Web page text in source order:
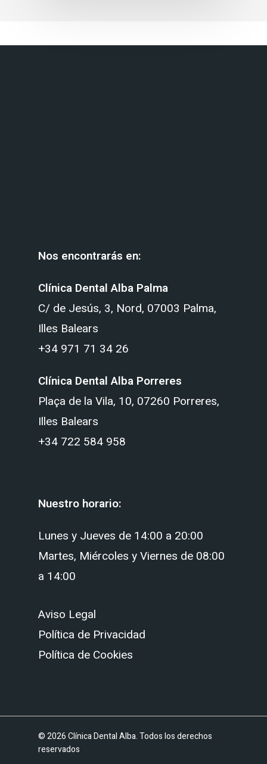
Nos encontrarás en:
Clínica Dental Alba Palma
C/ de Jesús, 3, Nord, 07003 Palma,
Illes Balears
+34 971 71 34 26
Clínica Dental Alba Porreres
Plaça de la Vila, 10, 07260 Porreres,
Illes Balears
+34 722 584 958‬
Nuestro horario:
Lunes y Jueves de 14:00 a 20:00
Martes, Miércoles y Viernes de 08:00
a 14:00
Aviso Legal
Política de Privacidad
Política de Cookies
© 2026 Clínica Dental Alba. Todos los derechos
reservados